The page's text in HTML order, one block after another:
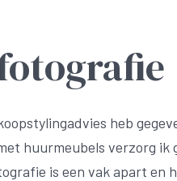
heb
huurmeubels verzorg ik
is een vak apart en